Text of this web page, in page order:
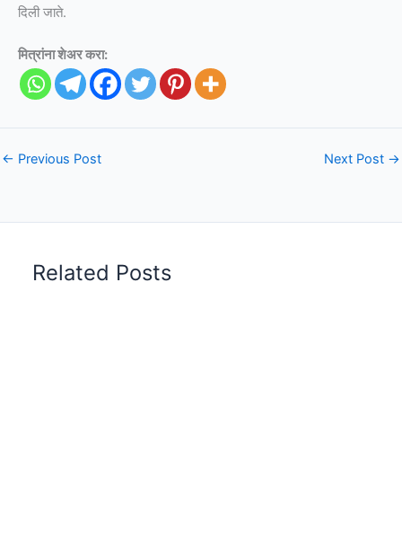
दिली जाते.
मित्रांना शेअर करा:
← Previous Post Next Post →
Related Posts